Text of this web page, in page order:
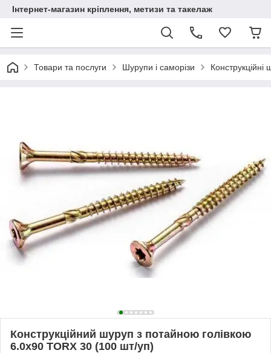
Інтернет-магазин кріплення, метизи та такелаж
Товари та послуги Шурупи і саморізи
Конструкційний шуруп з потайною голівкою
6.0x90 TORX 30 (100 шт/уп)